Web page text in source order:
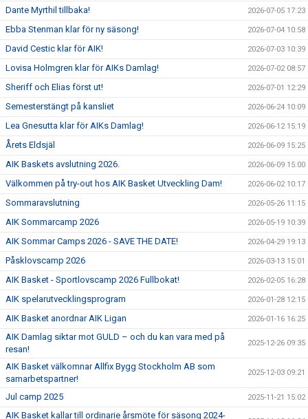
Dante Myrthil tillbaka! 2026-07-05 17:23
Ebba Stenman klar för ny säsong! 2026-07-04 10:58
David Cestic klar för AIK! 2026-07-03 10:39
Lovisa Holmgren klar för AIKs Damlag! 2026-07-02 08:57
Sheriff och Elias först ut! 2026-07-01 12:29
Semesterstängt på kansliet 2026-06-24 10:09
Lea Gnesutta klar för AIKs Damlag! 2026-06-12 15:19
Årets Eldsjäl 2026-06-09 15:25
AIK Baskets avslutning 2026. 2026-06-09 15:00
Välkommen på try-out hos AIK Basket Utveckling Dam! 2026-06-02 10:17
Sommaravslutning 2026-05-26 11:15
AIK Sommarcamp 2026 2026-05-19 10:39
AIK Sommar Camps 2026 - SAVE THE DATE! 2026-04-29 19:13
Påsklovscamp 2026 2026-03-13 15:01
AIK Basket - Sportlovscamp 2026 Fullbokat! 2026-02-05 16:28
AIK spelarutvecklingsprogram 2026-01-28 12:15
AIK Basket anordnar AIK Ligan 2026-01-16 16:25
AIK Damlag siktar mot GULD – och du kan vara med på
resan!
2025-12-26 09:35
AIK Basket välkomnar Allfix Bygg Stockholm AB som
samarbetspartner!
2025-12-03 09:21
Jul camp 2025 2025-11-21 15:02
AIK Basket kallar till ordinarie årsmöte för säsong 2024-